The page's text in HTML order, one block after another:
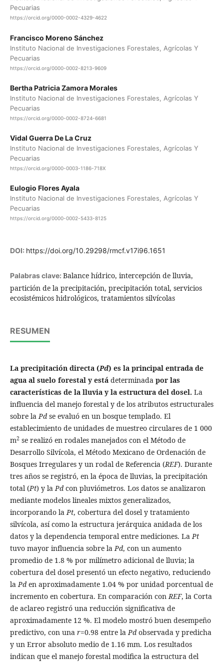
Pecuarias
https://orcid.org/0000-0002-4329-4622
Francisco Moreno Sánchez
Instituto Nacional de Investigaciones Forestales, Agrícolas Y
Pecuarias
https://orcid.org/0000-0002-8213-9609
Bertha Patricia Zamora Morales
Instituto Nacional de Investigaciones Forestales, Agrícolas Y
Pecuarias
https://orcid.org/0000-0002-8724-6681
Vidal Guerra De La Cruz
Instituto Nacional de Investigaciones Forestales, Agrícolas Y
Pecuarias
https://orcid.org/0000-0003-1186-718X
Eulogio Flores Ayala
Instituto Nacional de Investigaciones Forestales, Agrícolas Y
Pecuarias
https://orcid.org/0000-0002-5433-8125
DOI: https://doi.org/10.29298/rmcf.v17i96.1651
Palabras clave: Balance hídrico, intercepción de lluvia,
partición de la precipitación, precipitación total, servicios
ecosistémicos hidrológicos, tratamientos silvícolas
RESUMEN
La precipitación directa (Pd) es la principal entrada de
agua al suelo forestal y está determinadapor las
características de la lluvia y la estructura del dosel.La
influencia del manejo forestal y de los atributos estructurales
sobre laPdse evaluó en un bosque templado. El
establecimiento de unidades de muestreo circulares de 1 000
m2se realizó en rodales manejados con el Método de
Desarrollo Silvícola, el Método Mexicano de Ordenación de
Bosques Irregulares y un rodal de Referencia (REF). Durante
tres años se registró, en la época de lluvias, la precipitación
total (Pt) y laPdcon pluviómetros. Los datos se analizaron
mediante modelos lineales mixtos generalizados,
incorporando laPt, cobertura del dosel y tratamiento
silvícola, así como la estructura jerárquica anidada de los
datos y la dependencia temporal entre mediciones. LaPt
tuvo mayor influencia sobre laPd, con un aumento
promedio de 1.8 % por milímetro adicional de lluvia; la
cobertura del dosel presentó un efecto negativo, reduciendo
laPden aproximadamente 1.04 % por unidad porcentual de
incremento en cobertura. En comparación conREF, la Corta
de aclareo registró una reducción significativa de
aproximadamente 12 %. El modelo mostró buen desempeño
predictivo, con una r=0.98 entre laPdobservada y predicha
y un Error absoluto medio de 1.16 mm. Los resultados
indican que el manejo forestal modifica la estructura del